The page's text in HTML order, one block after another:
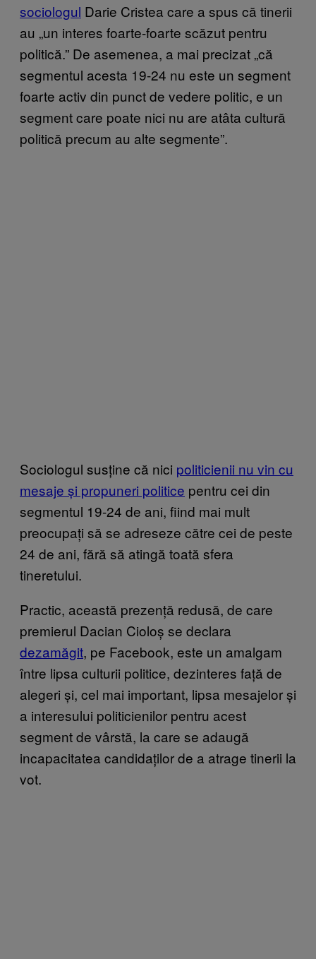
sociologul Darie Cristea care a spus că tinerii
au „un interes foarte-foarte scăzut pentru
politică.” De asemenea, a mai precizat „că
segmentul acesta 19-24 nu este un segment
foarte activ din punct de vedere politic, e un
segment care poate nici nu are atâta cultură
politică precum au alte segmente”.
Sociologul susține că nici politicienii nu vin cu
mesaje și propuneri politice pentru cei din
segmentul 19-24 de ani, fiind mai mult
preocupați să se adreseze către cei de peste
24 de ani, fără să atingă toată sfera
tineretului.
Practic, această prezență redusă, de care
premierul Dacian Cioloș se declara
dezamăgit, pe Facebook, este un amalgam
între lipsa culturii politice, dezinteres față de
alegeri și, cel mai important, lipsa mesajelor și
a interesului politicienilor pentru acest
segment de vârstă, la care se adaugă
incapacitatea candidaților de a atrage tinerii la
vot.